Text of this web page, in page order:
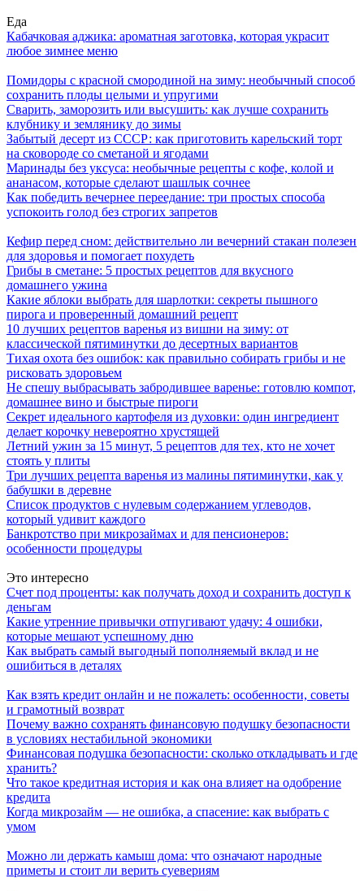
Еда
Кабачковая аджика: ароматная заготовка, которая украсит
любое зимнее меню
Помидоры с красной смородиной на зиму: необычный способ
сохранить плоды целыми и упругими
Сварить, заморозить или высушить: как лучше сохранить
клубнику и землянику до зимы
Забытый десерт из СССР: как приготовить карельский торт
на сковороде со сметаной и ягодами
Маринады без уксуса: необычные рецепты с кофе, колой и
ананасом, которые сделают шашлык сочнее
Как победить вечернее переедание: три простых способа
успокоить голод без строгих запретов
Кефир перед сном: действительно ли вечерний стакан полезен
для здоровья и помогает похудеть
Грибы в сметане: 5 простых рецептов для вкусного
домашнего ужина
Какие яблоки выбрать для шарлотки: секреты пышного
пирога и проверенный домашний рецепт
10 лучших рецептов варенья из вишни на зиму: от
классической пятиминутки до десертных вариантов
Тихая охота без ошибок: как правильно собирать грибы и не
рисковать здоровьем
Не спешу выбрасывать забродившее варенье: готовлю компот,
домашнее вино и быстрые пироги
Секрет идеального картофеля из духовки: один ингредиент
делает корочку невероятно хрустящей
Летний ужин за 15 минут, 5 рецептов для тех, кто не хочет
стоять у плиты
Три лучших рецепта варенья из малины пятиминутки, как у
бабушки в деревне
Список продуктов с нулевым содержанием углеводов,
который удивит каждого
Банкротство при микрозаймах и для пенсионеров:
особенности процедуры
Это интересно
Счет под проценты: как получать доход и сохранить доступ к
деньгам
Какие утренние привычки отпугивают удачу: 4 ошибки,
которые мешают успешному дню
Как выбрать самый выгодный пополняемый вклад и не
ошибиться в деталях
Как взять кредит онлайн и не пожалеть: особенности, советы
и грамотный возврат
Почему важно сохранять финансовую подушку безопасности
в условиях нестабильной экономики
Финансовая подушка безопасности: сколько откладывать и где
хранить?
Что такое кредитная история и как она влияет на одобрение
кредита
Когда микрозайм — не ошибка, а спасение: как выбрать с
умом
Можно ли держать камыш дома: что означают народные
приметы и стоит ли верить суевериям